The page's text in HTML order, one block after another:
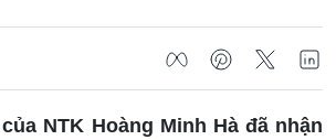
của NTK Hoàng Minh Hà đã nhận